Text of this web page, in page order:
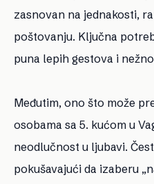
zasnovan na jednakosti,
poštovanju. Ključna
puna lepih gestova i
Međutim, ono što može
osobama sa 5. kućom u
neodlučnost u ljubavi.
pokušavajući da izaberu